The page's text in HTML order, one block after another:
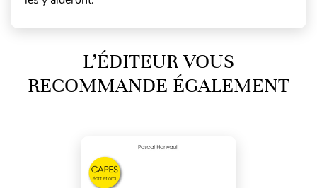
L’ÉDITEUR VOUS
RECOMMANDE ÉGALEMENT